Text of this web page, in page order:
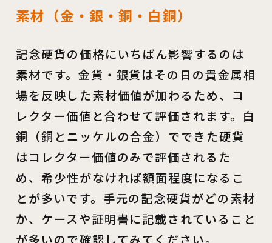
素材（金・銀・銅・白銅）
記念硬貨の価格にいちばん影響するのは
素材です。金貨・銀貨はその日の貴金属相
場を反映した素材価値が加わるため、コ
レクター価値と合わせて評価されます。白
銅（銅とニッケルの合金）でできた硬貨
はコレクター価値のみで評価されるた
め、希少性がなければ額面程度になるこ
とが多いです。手元の記念硬貨がどの素材
か、ケースや証明書に記載されていること
が多いので確認してみてください。